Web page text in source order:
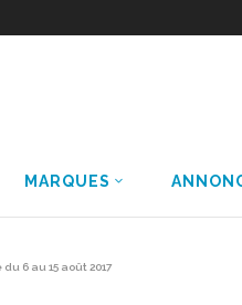
MARQUES
6 au 15 août 2017